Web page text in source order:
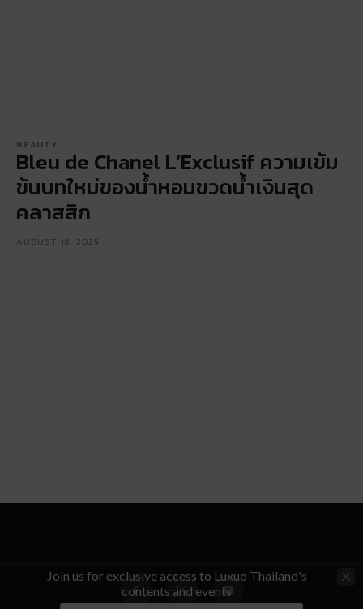
BEAUTY
Bleu de Chanel L’Exclusif ความเข้ม
ข้นบทใหม่ของน้ำหอมขวดน้ำเงินสุด
คลาสสิก
AUGUST 18, 2025
Join us for exclusive access to Luxuo Thailand's
contents and events